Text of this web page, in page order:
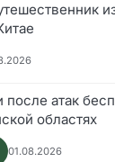
атак
областях
01.08.2026